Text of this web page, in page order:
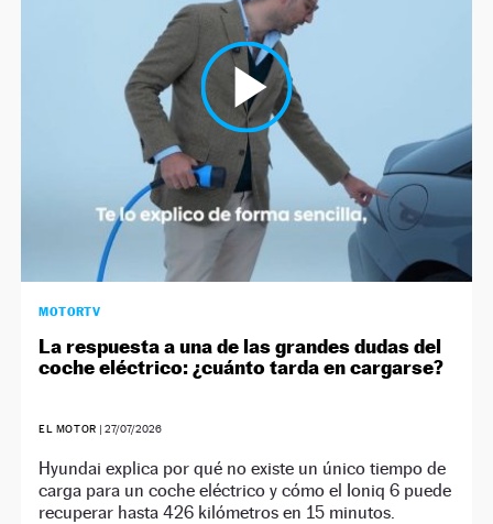
MOTORTV
La respuesta a una de las grandes dudas del
coche eléctrico: ¿cuánto tarda en cargarse?
EL MOTOR | 27/07/2026
Hyundai explica por qué no existe un único tiempo de
carga para un coche eléctrico y cómo el Ioniq 6 puede
recuperar hasta 426 kilómetros en 15 minutos.